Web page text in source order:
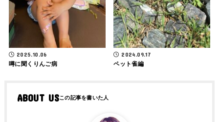
2025.10.06
噂に聞くりんご病
2024.09.17
ペット雀編
ABOUT US